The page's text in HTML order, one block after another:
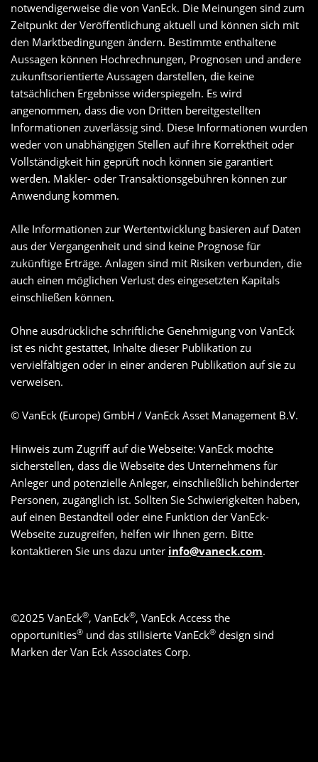
notwendigerweise die von VanEck. Die Meinungen sind zum
Zeitpunkt der Veröffentlichung aktuell und können sich mit
den Marktbedingungen ändern. Bestimmte enthaltene
Aussagen können Hochrechnungen, Prognosen und andere
zukunftsorientierte Aussagen darstellen, die keine
tatsächlichen Ergebnisse widerspiegeln. Es wird
angenommen, dass die von Dritten bereitgestellten
Informationen zuverlässig sind. Diese Informationen wurden
weder von unabhängigen Stellen auf ihre Korrektheit oder
Vollständigkeit hin geprüft noch können sie garantiert
werden. Makler- oder Transaktionsgebühren können zur
Anwendung kommen.
Alle Informationen zur Wertentwicklung basieren auf Daten
aus der Vergangenheit und sind keine Prognose für
zukünftige Erträge. Anlagen sind mit Risiken verbunden, die
auch einen möglichen Verlust des eingesetzten Kapitals
einschließen können.
Ohne ausdrückliche schriftliche Genehmigung von VanEck
ist es nicht gestattet, Inhalte dieser Publikation zu
vervielfältigen oder in einer anderen Publikation auf sie zu
verweisen.
© VanEck (Europe) GmbH / VanEck Asset Management B.V.
Hinweis zum Zugriff auf die Webseite: VanEck möchte
sicherstellen, dass die Webseite des Unternehmens für
Anleger und potenzielle Anleger, einschließlich behinderter
Personen, zugänglich ist. Sollten Sie Schwierigkeiten haben,
auf einen Bestandteil oder eine Funktion der VanEck-
Webseite zuzugreifen, helfen wir Ihnen gern. Bitte
kontaktieren Sie uns dazu unter info@vaneck.com.
©2025 VanEck®, VanEck®, VanEck Access the
opportunities® und das stilisierte VanEck® design sind
Marken der Van Eck Associates Corp.